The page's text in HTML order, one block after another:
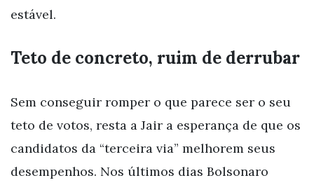
estável.
Teto de concreto, ruim de derrubar
Sem conseguir romper o que parece ser o seu
teto de votos, resta a Jair a esperança de que os
candidatos da “terceira via” melhorem seus
desempenhos. Nos últimos dias Bolsonaro